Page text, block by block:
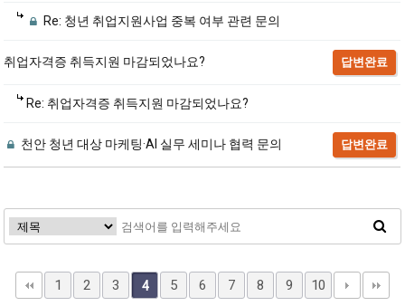
Re: 청년 취업지원사업 중복 여부 관련 문의
취업자격증 취득지원 마감되었나요? 답변완료
Re: 취업자격증 취득지원 마감되었나요?
천안 청년 대상 마케팅·AI 실무 세미나 협력 문의 답변완료
1 2 3 4 5 6 7 8 9 10